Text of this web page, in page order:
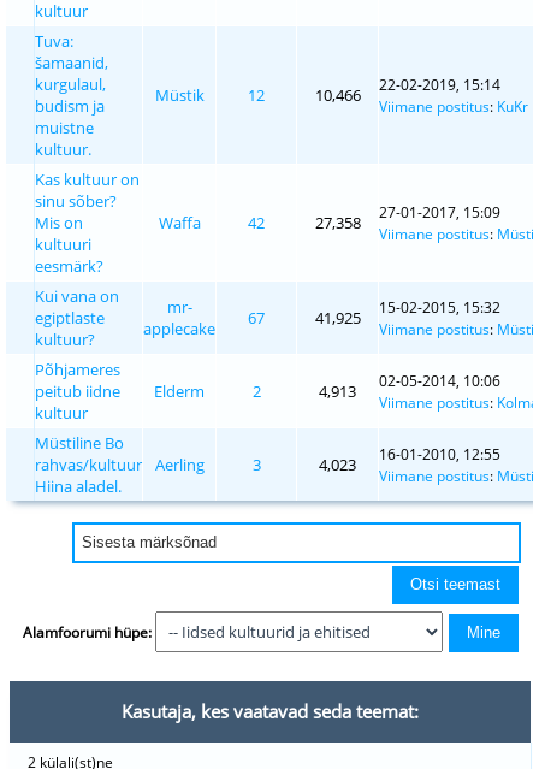
kultuur
Tuva:
šamaanid,
kurgulaul,
budism ja
muistne
kultuur.
Müstik 12 10,466
22-02-2019, 15:14
Viimane postitus: KuKr
Kas kultuur on
sinu sõber?
Mis on
kultuuri
eesmärk?
Waffa 42 27,358
27-01-2017, 15:09
Viimane postitus:
Kui vana on
egiptlaste
kultuur?
mr-
applecake
67 41,925
15-02-2015, 15:32
Viimane postitus:
Põhjameres
peitub iidne
kultuur
Elderm 2 4,913
02-05-2014, 10:06
Viimane postitus:
Müstiline Bo
rahvas/kultuur
Hiina aladel.
Aerling 3 4,023
16-01-2010, 12:55
Viimane postitus:
Alamfoorumi hüpe:
Kasutaja, kes vaatavad seda teemat:
2 külali(st)ne